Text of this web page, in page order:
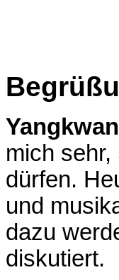
mich
dürfen.
und
dazu
diskutiert.